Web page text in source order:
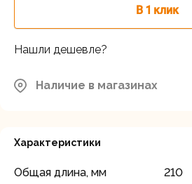
В 1 клик
Нашли дешевле?
Наличие в магазинах
Характеристики
Общая длина, мм
210